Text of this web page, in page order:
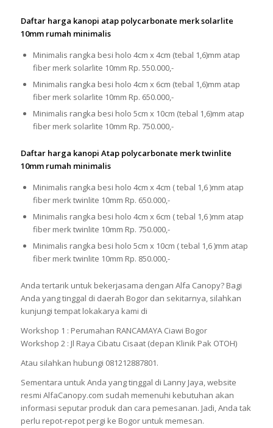
Daftar harga kanopi atap polycarbonate merk solarlite
10mm rumah minimalis
Minimalis rangka besi holo 4cm x 4cm (tebal 1,6)mm atap
fiber merk solarlite 10mm Rp. 550.000,-
Minimalis rangka besi holo 4cm x 6cm (tebal 1,6)mm atap
fiber merk solarlite 10mm Rp. 650.000,-
Minimalis rangka besi holo 5cm x 10cm (tebal 1,6)mm atap
fiber merk solarlite 10mm Rp. 750.000,-
Daftar harga kanopi Atap polycarbonate merk twinlite
10mm rumah minimalis
Minimalis rangka besi holo 4cm x 4cm ( tebal 1,6 )mm atap
fiber merk twinlite 10mm Rp. 650.000,-
Minimalis rangka besi holo 4cm x 6cm ( tebal 1,6 )mm atap
fiber merk twinlite 10mm Rp. 750.000,-
Minimalis rangka besi holo 5cm x 10cm ( tebal 1,6 )mm atap
fiber merk twinlite 10mm Rp. 850.000,-
Anda tertarik untuk bekerjasama dengan Alfa Canopy? Bagi
Anda yang tinggal di daerah Bogor dan sekitarnya, silahkan
kunjungi tempat lokakarya kami di
Workshop 1 : Perumahan RANCAMAYA Ciawi Bogor
Workshop 2 : Jl Raya Cibatu Cisaat (depan Klinik Pak OTOH)
Atau silahkan hubungi 081212887801.
Sementara untuk Anda yang tinggal di Lanny Jaya, website
resmi AlfaCanopy.com sudah memenuhi kebutuhan akan
informasi seputar produk dan cara pemesanan. Jadi, Anda tak
perlu repot-repot pergi ke Bogor untuk memesan.